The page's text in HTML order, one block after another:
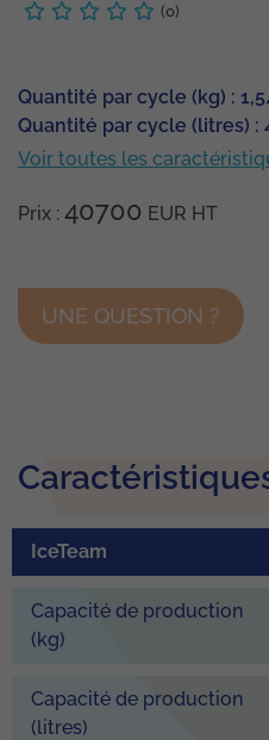
(0)
Quantité par cycle (kg) :
Quantité par cycle (litres) :
Voir toutes les
Prix : 40700 EUR HT
UNE QUESTION ?
IceTeam
Capacité de production
(kg)
Capacité de production
(litres)